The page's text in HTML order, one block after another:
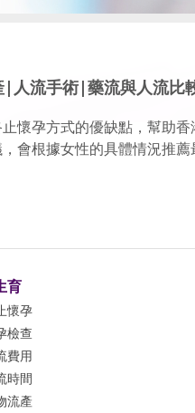
人流手術|藥流與人流比
懷孕方式的優缺點，幫助
會根據女性的具體情況推薦
育
懷孕
檢查
費用
時間
流產